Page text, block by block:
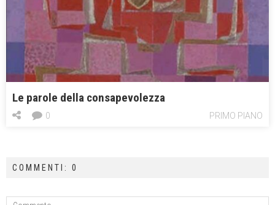
Le parole della consapevolezza
PRIMO PIANO
0
COMMENTI: 0